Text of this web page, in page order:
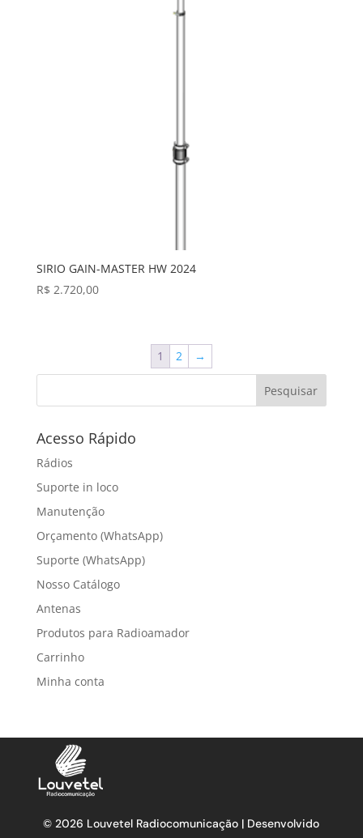
SIRIO GAIN-MASTER HW 2024
R$ 2.720,00
1 2 →
Pesquisar
Acesso Rápido
Rádios
Suporte in loco
Manutenção
Orçamento (WhatsApp)
Suporte (WhatsApp)
Nosso Catálogo
Antenas
Produtos para Radioamador
Carrinho
Minha conta
© 2026 Louvetel Radiocomunicação | Desenvolvido